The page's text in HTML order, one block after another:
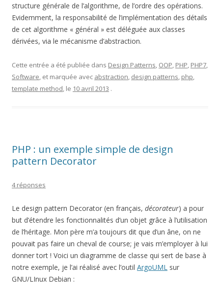
structure générale de l’algorithme, de l’ordre des opérations.
Evidemment, la responsabilité de l’implémentation des détails
de cet algorithme « général » est déléguée aux classes
dérivées, via le mécanisme d’abstraction.
Cette entrée a été publiée dans Design Patterns, OOP, PHP, PHP7,
Software, et marquée avec abstraction, design patterns, php,
template method, le 10 avril 2013 .
PHP : un exemple simple de design
pattern Decorator
4 réponses
Le design pattern Decorator (en français, décorateur) a pour
but d’étendre les fonctionnalités d’un objet grâce à l’utilisation
de l’héritage. Mon père m’a toujours dit que d’un âne, on ne
pouvait pas faire un cheval de course; je vais m’employer à lui
donner tort ! Voici un diagramme de classe qui sert de base à
notre exemple, je l’ai réalisé avec l’outil ArgoUML sur
GNU/LInux Debian :